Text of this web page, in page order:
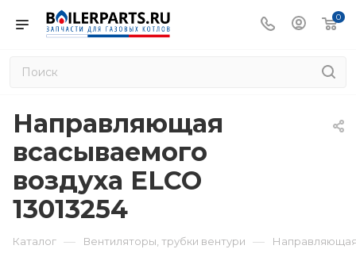
0
Направляющая
всасываемого
воздуха ELCO
13013254
Каталог — Вентиляторы, трубки вентури — Направляющая